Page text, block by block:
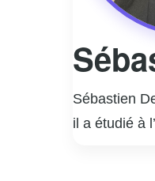
Sébastien
il a étudié à